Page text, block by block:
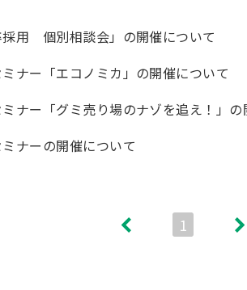
採用 個別相談会」の開催について
ナー「エコノミカ」の開催について
ナー「グミ売り場のナゾを追え！」の
ナーの開催について
1